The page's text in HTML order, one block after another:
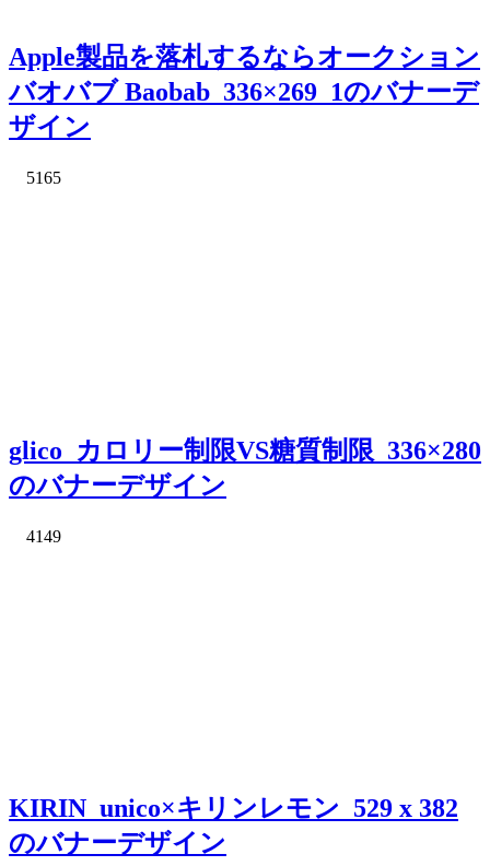
Apple製品を落札するならオークション
バオバブ Baobab_336×269_1のバナーデ
ザイン
5165
glico_カロリー制限VS糖質制限_336×280
のバナーデザイン
4149
KIRIN_unico×キリンレモン_529 x 382
のバナーデザイン